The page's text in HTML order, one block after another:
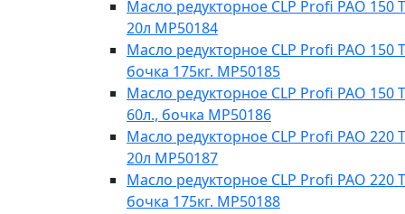
Масло редукторное CLP Profi PAO 150
20л МР50184
Масло редукторное CLP Profi PAO 150
бочка 175кг. МР50185
Масло редукторное CLP Profi PAO 150
60л., бочка МР50186
Масло редукторное CLP Profi PAO 220
20л MP50187
Масло редукторное CLP Profi PAO 220
бочка 175кг. МР50188